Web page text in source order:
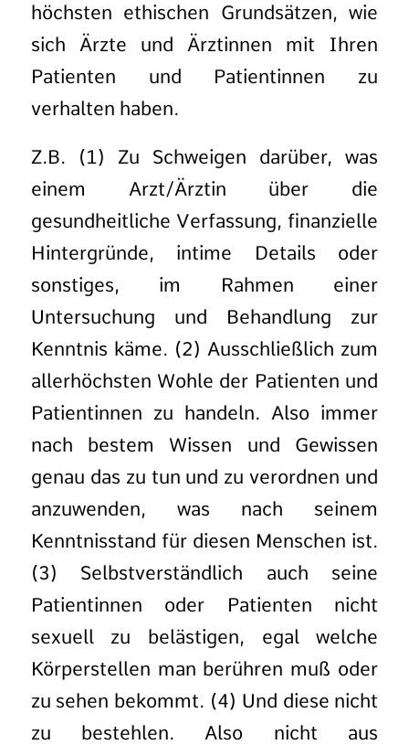
höchsten ethischen Grundsätzen, wie
sich Ärzte und Ärztinnen mit Ihren
Patienten und Patientinnen zu
verhalten haben.
Z.B. (1) Zu Schweigen darüber, was
einem Arzt/Ärztin über die
gesundheitliche Verfassung, finanzielle
Hintergründe, intime Details oder
sonstiges, im Rahmen einer
Untersuchung und Behandlung zur
Kenntnis käme. (2) Ausschließlich zum
allerhöchsten Wohle der Patienten und
Patientinnen zu handeln. Also immer
nach bestem Wissen und Gewissen
genau das zu tun und zu verordnen und
anzuwenden, was nach seinem
Kenntnisstand für diesen Menschen ist.
(3) Selbstverständlich auch seine
Patientinnen oder Patienten nicht
sexuell zu belästigen, egal welche
Körperstellen man berühren muß oder
zu sehen bekommt. (4) Und diese nicht
zu bestehlen. Also nicht aus